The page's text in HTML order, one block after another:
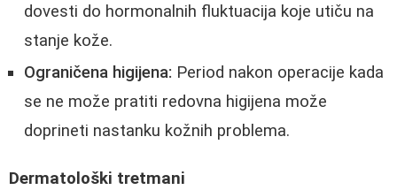
dovesti do hormonalnih fluktuacija koje utiču na
stanje kože.
Ograničena higijena: Period nakon operacije kada
se ne može pratiti redovna higijena može
doprineti nastanku kožnih problema.
Dermatološki tretmani